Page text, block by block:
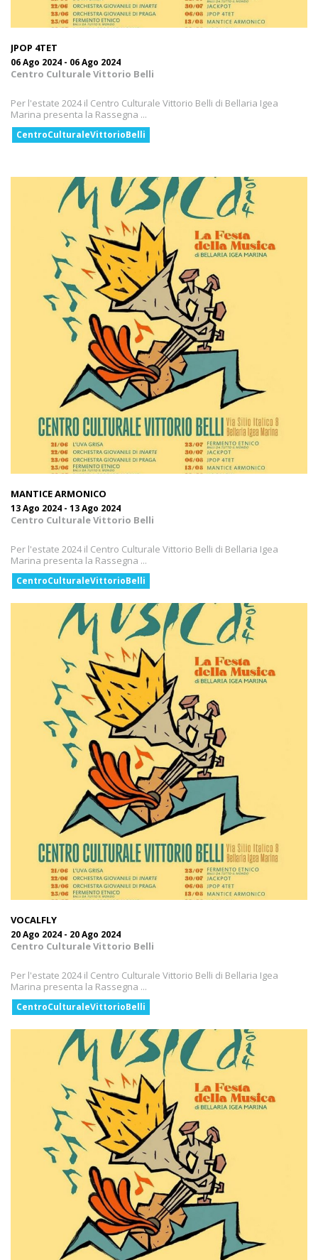
JPOP 4TET
06 Ago 2024 - 06 Ago 2024
Centro Culturale Vittorio Belli
Per l'estate 2024 il Centro Culturale Vittorio Belli di Bellaria Igea
Marina presenta la Rassegna ...
CentroCulturaleVittorioBelli
MANTICE ARMONICO
13 Ago 2024 - 13 Ago 2024
Centro Culturale Vittorio Belli
Per l'estate 2024 il Centro Culturale Vittorio Belli di Bellaria Igea
Marina presenta la Rassegna ...
CentroCulturaleVittorioBelli
VOCALFLY
20 Ago 2024 - 20 Ago 2024
Centro Culturale Vittorio Belli
Per l'estate 2024 il Centro Culturale Vittorio Belli di Bellaria Igea
Marina presenta la Rassegna ...
CentroCulturaleVittorioBelli